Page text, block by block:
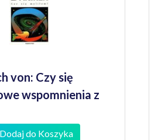
von: Czy się
wspomnienia z
Dodaj do Koszyka